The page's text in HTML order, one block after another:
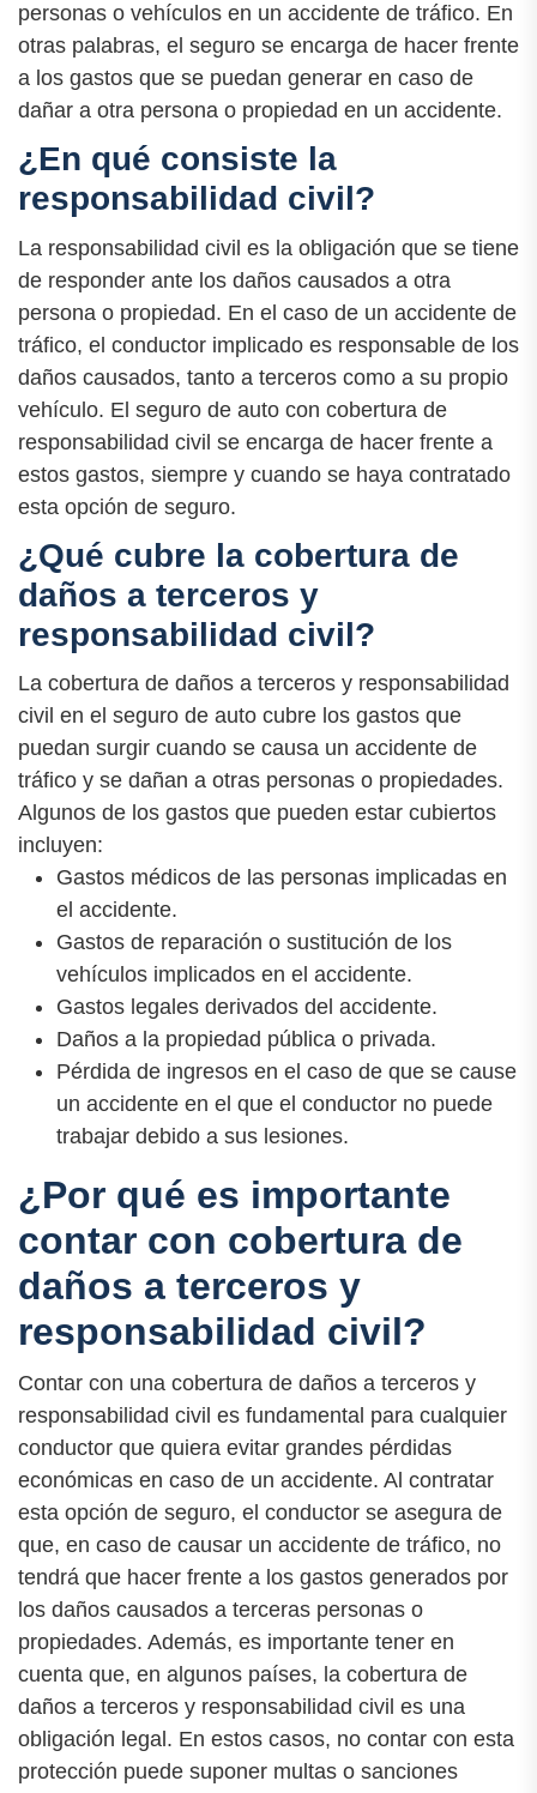
personas o vehículos en un accidente de tráfico. En
otras palabras, el seguro se encarga de hacer frente
a los gastos que se puedan generar en caso de
dañar a otra persona o propiedad en un accidente.
¿En qué consiste la
responsabilidad civil?
La responsabilidad civil es la obligación que se tiene
de responder ante los daños causados a otra
persona o propiedad. En el caso de un accidente de
tráfico, el conductor implicado es responsable de los
daños causados, tanto a terceros como a su propio
vehículo. El seguro de auto con cobertura de
responsabilidad civil se encarga de hacer frente a
estos gastos, siempre y cuando se haya contratado
esta opción de seguro.
¿Qué cubre la cobertura de
daños a terceros y
responsabilidad civil?
La cobertura de daños a terceros y responsabilidad
civil en el seguro de auto cubre los gastos que
puedan surgir cuando se causa un accidente de
tráfico y se dañan a otras personas o propiedades.
Algunos de los gastos que pueden estar cubiertos
incluyen:
Gastos médicos de las personas implicadas en
el accidente.
Gastos de reparación o sustitución de los
vehículos implicados en el accidente.
Gastos legales derivados del accidente.
Daños a la propiedad pública o privada.
Pérdida de ingresos en el caso de que se cause
un accidente en el que el conductor no puede
trabajar debido a sus lesiones.
¿Por qué es importante
contar con cobertura de
daños a terceros y
responsabilidad civil?
Contar con una cobertura de daños a terceros y
responsabilidad civil es fundamental para cualquier
conductor que quiera evitar grandes pérdidas
económicas en caso de un accidente. Al contratar
esta opción de seguro, el conductor se asegura de
que, en caso de causar un accidente de tráfico, no
tendrá que hacer frente a los gastos generados por
los daños causados a terceras personas o
propiedades. Además, es importante tener en
cuenta que, en algunos países, la cobertura de
daños a terceros y responsabilidad civil es una
obligación legal. En estos casos, no contar con esta
protección puede suponer multas o sanciones